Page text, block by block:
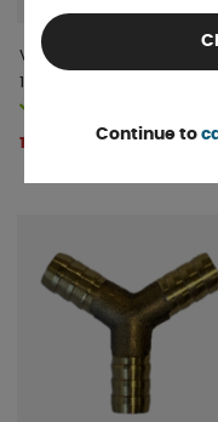
Victron Omformare
12/250 230V VE.Direct
1 075 kr Continue to